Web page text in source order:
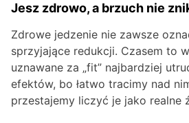
Jesz zdrowo, a brzuch nie
Zdrowe jedzenie nie zawsze
sprzyjające redukcji. Czasem to
uznawane za „fit” najbardziej
efektów, bo łatwo tracimy nad
przestajemy liczyć je jako realne